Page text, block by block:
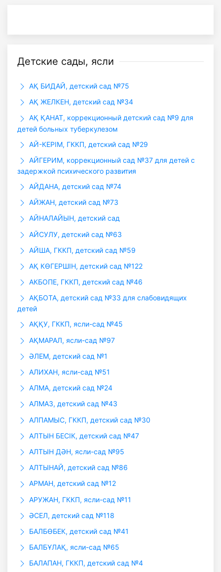
Детские сады, ясли
АҚ БИДАЙ, детский сад №75
АҚ ЖЕЛКЕН, детский сад №34
АҚ ҚАНАТ, коррекционный детский сад №9 для
детей больных туберкулезом
АЙ-КЕРІМ, ГККП, детский сад №29
АЙГЕРИМ, коррекционный сад №37 для детей с
задержкой психического развития
АЙДАНА, детский сад №74
АЙЖАН, детский сад №73
АЙНАЛАЙЫН, детский сад
АЙСУЛУ, детский сад №63
АЙША, ГККП, детский сад №59
АҚ КӨГЕРШІН, детский сад №122
АКБОПЕ, ГККП, детский сад №46
АҚБОТА, детский сад №33 для слабовидящих
детей
АҚҚУ, ГККП, ясли-сад №45
АҚМАРАЛ, ясли-сад №97
ӘЛЕМ, детский сад №1
АЛИХАН, ясли-сад №51
АЛМА, детский сад №24
АЛМАЗ, детский сад №43
АЛПАМЫС, ГККП, детский сад №30
АЛТЫН БЕСIК, детский сад №47
АЛТЫН ДӘН, ясли-сад №95
АЛТЫНАЙ, детский сад №86
АРМАН, детский сад №12
АРУЖАН, ГККП, ясли-сад №11
ӘСЕЛ, детский сад №118
БАЛБӨБЕК, детский сад №41
БАЛБҰЛАҚ, ясли-сад №65
БАЛАПАН, ГККП, детский сад №4